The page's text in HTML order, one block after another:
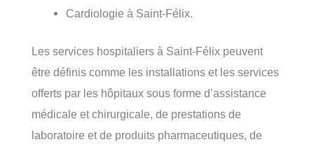
Cardiologie à Saint-Félix.
Les services hospitaliers à Saint-Félix peuvent
être définis comme les installations et les services
offerts par les hôpitaux sous forme d’assistance
médicale et chirurgicale, de prestations de
laboratoire et de produits pharmaceutiques, de